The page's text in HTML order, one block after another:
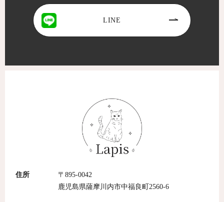
LINE
住所
〒895-0042
鹿児島県薩摩川内市中福良町2560-6